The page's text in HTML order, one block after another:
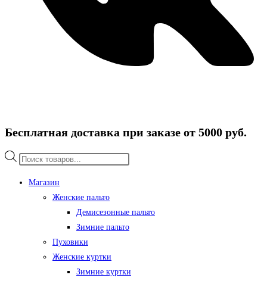
Бесплатная доставка при заказе от 5000 руб.
Поиск
Магазин
Женские пальто
Демисезонные пальто
Зимние пальто
Пуховики
Женские куртки
Зимние куртки